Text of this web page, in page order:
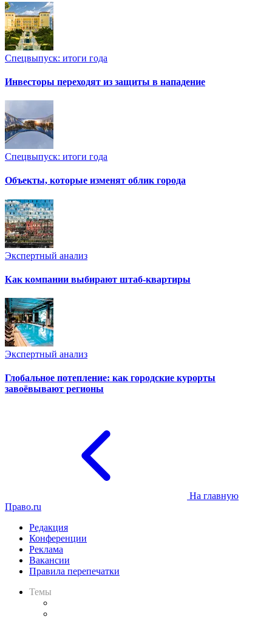
Спецвыпуск: итоги года
Инвесторы переходят из защиты в нападение
Спецвыпуск: итоги года
Объекты, которые изменят облик города
Экспертный анализ
Как компании выбирают штаб-квартиры
Экспертный анализ
Глобальное потепление: как городские курорты
завоёвывают регионы
На главную
Право.ru
Редакция
Конференции
Реклама
Вакансии
Правила перепечатки
Темы